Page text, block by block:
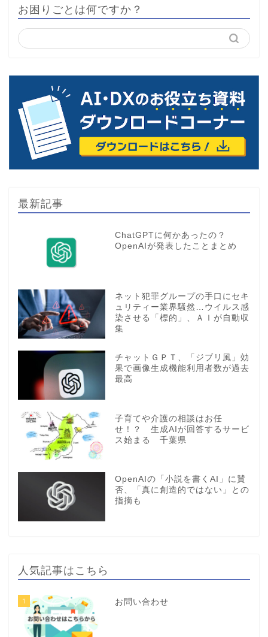
お困りごとは何ですか？
最新記事
ChatGPTに何かあったの？
OpenAIが発表したことまとめ
ネット犯罪グループの手口にセキ
ュリティー業界騒然…ウイルス感
染させる「標的」、ＡＩが自動収
集
チャットＧＰＴ、「ジブリ風」効
果で画像生成機能利用者数が過去
最高
子育てや介護の相談はお任
せ！？ 生成AIが回答するサービ
ス始まる 千葉県
OpenAIの「小説を書くAI」に賛
否、「真に創造的ではない」との
指摘も
人気記事はこちら
1 お問い合わせ